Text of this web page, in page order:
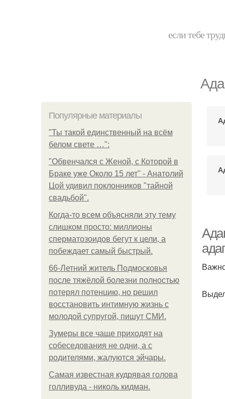
если тебе
Популярные материалы
"Ты такой единственный на всём
белом свете …":
"Обвенчался с Женой, с Которой в
Браке уже Около 15 лет" - Анатолий
Цой удивил поклонников "тайной
свадьбой".
Когда-то всем объясняли эту тему
слишком просто: миллионы
сперматозоидов бегут к цели, а
побеждает самый быстрый.
66-Летний житель Подмосковья
после тяжёлой болезни полностью
потерял потенцию, но решил
восстановить интимную жизнь с
молодой супругой, пишут СМИ.
Зумеры все чаще приходят на
собеседования не одни, а с
родителями, жалуются эйчары.
Самая известная кудрявая голова
голливуда - николь кидман.